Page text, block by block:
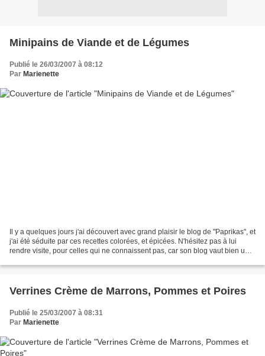
Minipains de Viande et de Légumes
Publié le 26/03/2007 à 08:12
Par Marienette
Il y a quelques jours j'ai découvert avec grand plaisir le blog de "Paprikas", et
j'ai été séduite par ces recettes colorées, et épicées. N'hésitez pas à lui
rendre visite, pour celles qui ne connaissent pas, car son blog vaut bien un
Verrines Crème de Marrons, Pommes et Poires
Publié le 25/03/2007 à 08:31
Par Marienette